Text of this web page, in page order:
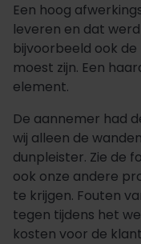
Een hoog
leveren en dat
bijvoorbeeld ook
moest zijn. Een
element.
De aannemer had
wij alleen de
dunpleister. Zie de
ook onze andere
te krijgen. Fouten
tegen tijdens het
kosten voor de